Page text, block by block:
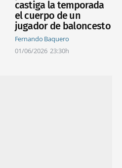
castiga la temporada
el cuerpo de un
jugador de baloncesto
Fernando Baquero
01/06/2026 23:30h